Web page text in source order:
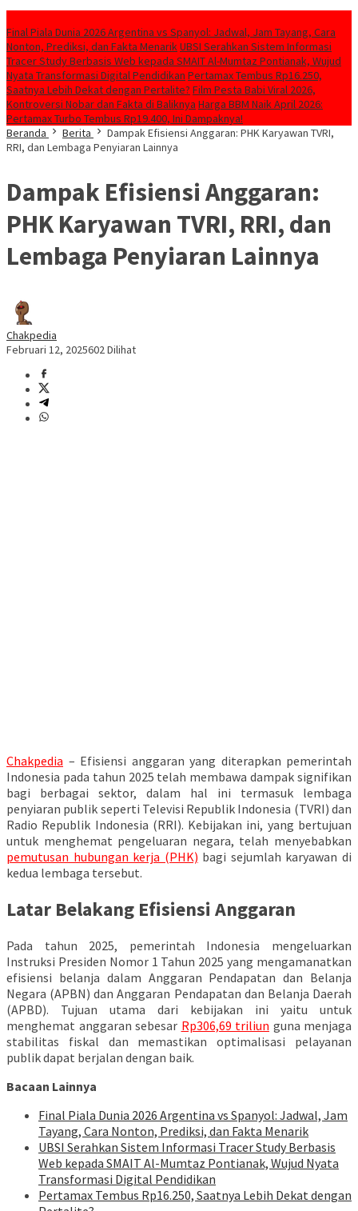
Final Piala Dunia 2026 Argentina vs Spanyol: Jadwal, Jam Tayang, Cara
Nonton, Prediksi, dan Fakta MenarikUBSI Serahkan Sistem Informasi
Tracer Study Berbasis Web kepada SMAIT Al-Mumtaz Pontianak, Wujud
Nyata Transformasi Digital Pendidikan Pertamax Tembus Rp16.250,
Saatnya Lebih Dekat dengan Pertalite? Film Pesta Babi Viral 2026,
Kontroversi Nobar dan Fakta di Baliknya Harga BBM Naik April 2026:
Pertamax Turbo Tembus Rp19.400, Ini Dampaknya!
Beranda
Berita
Dampak Efisiensi Anggaran: PHK Karyawan TVRI,
RRI, dan Lembaga Penyiaran Lainnya
Dampak Efisiensi Anggaran:
PHK Karyawan TVRI, RRI, dan
Lembaga Penyiaran Lainnya
Chakpedia
Februari 12, 2025602 Dilihat
Chakpedia – Efisiensi anggaran yang diterapkan pemerintah
Indonesia pada tahun 2025 telah membawa dampak signifikan
bagi berbagai sektor, dalam hal ini termasuk lembaga
penyiaran publik seperti Televisi Republik Indonesia (TVRI) dan
Radio Republik Indonesia (RRI). Kebijakan ini, yang bertujuan
untuk menghemat pengeluaran negara, telah menyebabkan
pemutusan hubungan kerja (PHK) bagi sejumlah karyawan di
kedua lembaga tersebut.
Latar Belakang Efisiensi Anggaran
Pada tahun 2025, pemerintah Indonesia mengeluarkan
Instruksi Presiden Nomor 1 Tahun 2025 yang mengamanatkan
efisiensi belanja dalam Anggaran Pendapatan dan Belanja
Negara (APBN) dan Anggaran Pendapatan dan Belanja Daerah
(APBD). Tujuan utama dari kebijakan ini yaitu untuk
menghemat anggaran sebesar Rp306,69 triliun guna menjaga
stabilitas fiskal dan memastikan optimalisasi pelayanan
publik dapat berjalan dengan baik.
Bacaan Lainnya
Final Piala Dunia 2026 Argentina vs Spanyol: Jadwal, Jam
Tayang, Cara Nonton, Prediksi, dan Fakta Menarik
UBSI Serahkan Sistem Informasi Tracer Study Berbasis
Web kepada SMAIT Al-Mumtaz Pontianak, Wujud Nyata
Transformasi Digital Pendidikan
Pertamax Tembus Rp16.250, Saatnya Lebih Dekat dengan